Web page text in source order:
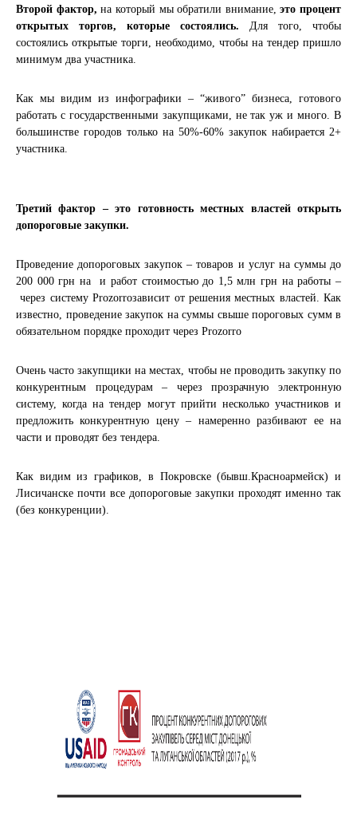
Второй фактор, на который мы обратили внимание,это процент
открытых торгов, которые состоялись. Для того, чтобы
состоялись открытые торги, необходимо, чтобы на тендер пришло
минимум два участника.
Как мы видим из инфографики – “живого” бизнеса, готового
работать с государственными закупщиками, не так уж и много. В
большинстве городов только на 50%-60% закупок набирается 2+
участника.
Третий фактор – это готовность местных властей открыть
допороговые закупки.
Проведение допороговых закупок – товаров и услуг на суммы до
200 000 грн на и работ стоимостью до 1,5 млн грн на работы –
через систему Prozorroзависит от решения местных властей. Как
известно, проведение закупок на суммы свыше пороговых сумм в
обязательном порядке проходит через Prozorro
Очень часто закупщики на местах, чтобы не проводить закупку по
конкурентным процедурам – через прозрачную электронную
систему, когда на тендер могут прийти несколько участников и
предложить конкурентную цену – намеренно разбивают ее на
части и проводят без тендера.
Как видим из графиков, в Покровске (бывш.Красноармейск) и
Лисичанске почти все допороговые закупки проходят именно так
(без конкуренции).